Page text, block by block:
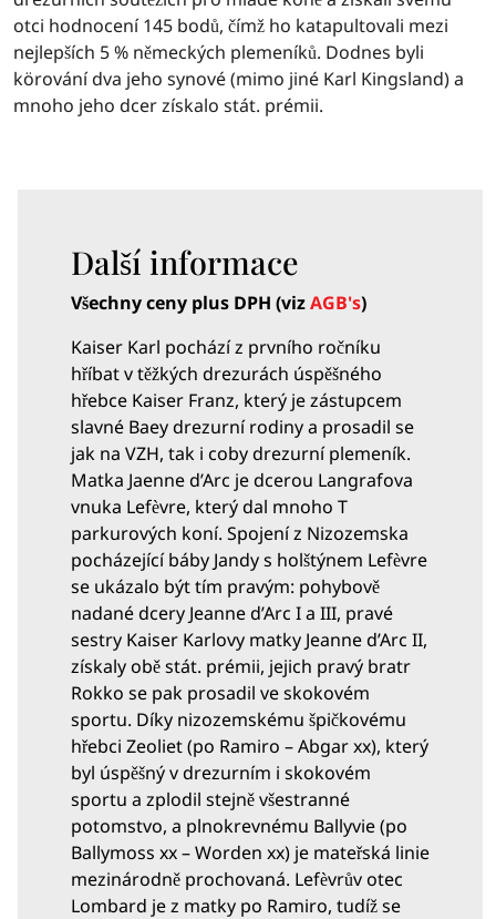
otci hodnocení 145 bodů, čímž ho katapultovali mezi
nejlepších 5 % německých plemeníků. Dodnes byli
körování dva jeho synové (mimo jiné Karl Kingsland) a
mnoho jeho dcer získalo stát. prémii.
Další informace
Všechny ceny plus DPH (vizAGB's)
Kaiser Karl pochází z prvního ročníku
hříbat v těžkých drezurách úspěšného
hřebce Kaiser Franz, který je zástupcem
slavné Baey drezurní rodiny a prosadil se
jak na VZH, tak i coby drezurní plemeník.
Matka Jaenne d’Arc je dcerou Langrafova
vnuka Lefѐvre, který dal mnoho T
parkurových koní. Spojení z Nizozemska
pocházející báby Jandy s holštýnem Lefѐvre
se ukázalo být tím pravým: pohybově
nadané dcery Jeanne d’Arc I a III, pravé
sestry Kaiser Karlovy matky Jeanne d’Arc II,
získaly obě stát. prémii, jejich pravý bratr
Rokko se pak prosadil ve skokovém
sportu. Díky nizozemskému špičkovému
hřebci Zeoliet (po Ramiro – Abgar xx), který
byl úspěšný v drezurním i skokovém
sportu a zplodil stejně všestranné
potomstvo, a plnokrevnému Ballyvie (po
Ballymoss xx – Worden xx) je mateřská linie
mezinárodně prochovaná. Lefѐvrův otec
Lombard je z matky po Ramiro, tudíž se